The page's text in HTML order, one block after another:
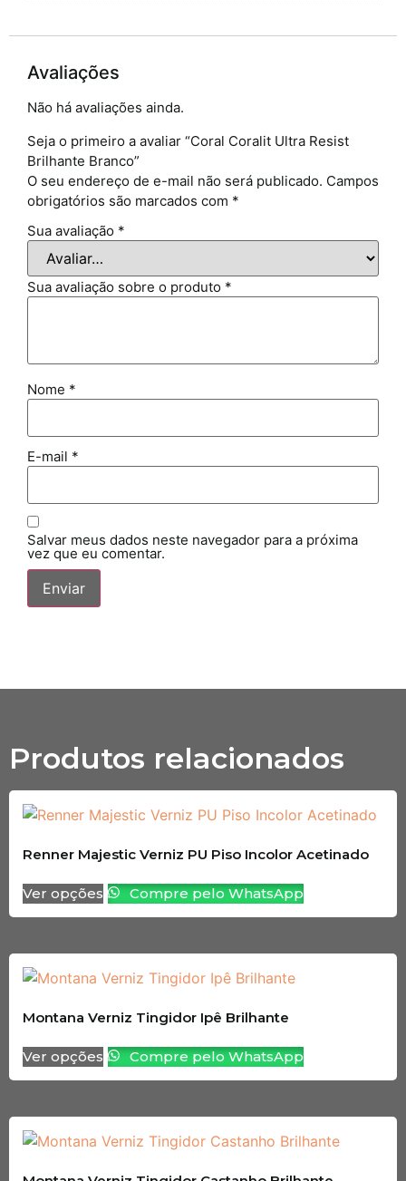
Avaliações
Não há avaliações ainda.
Seja o primeiro a avaliar “Coral Coralit Ultra Resist
Brilhante Branco”
O seu endereço de e-mail não será publicado. Campos
obrigatórios são marcados com *
Sua avaliação *
Sua avaliação sobre o produto *
Nome *
E-mail *
Salvar meus dados neste navegador para a próxima
vez que eu comentar.
Produtos relacionados
Renner Majestic Verniz PU Piso Incolor Acetinado
Ver opções Compre pelo WhatsApp
Montana Verniz Tingidor Ipê Brilhante
Ver opções Compre pelo WhatsApp